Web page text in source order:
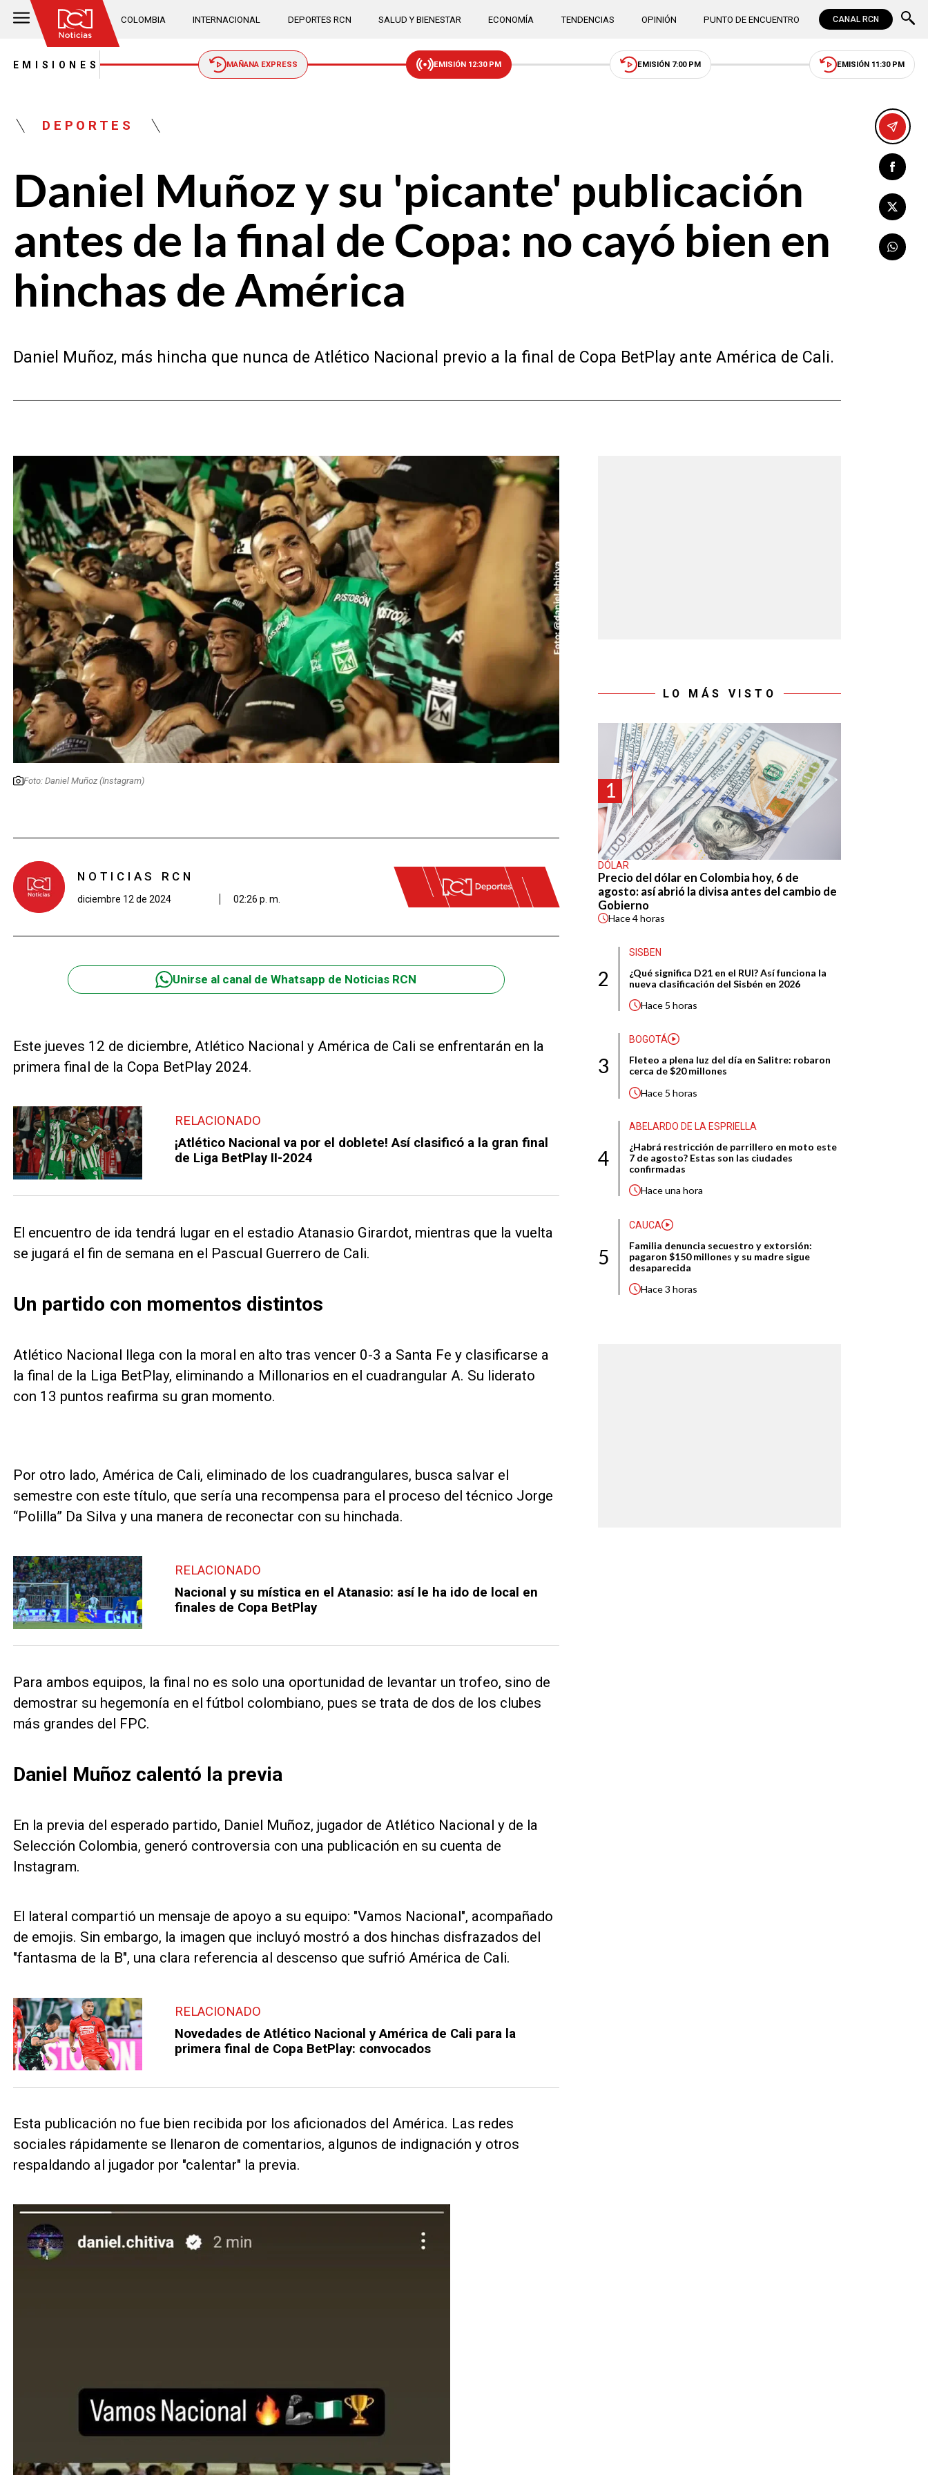
COLOMBIA INTERNACIONAL DEPORTES RCN SALUD Y BIENESTAR ECONOMÍA TENDENCIAS OPINIÓN PUNTO DE ENCUENTRO CANAL RCN
EMISIONES MAÑANA EXPRESS EMISIÓN 12:30 PM EMISIÓN 7:00 PM EMISIÓN 11:30 PM
DEPORTES
Daniel Muñoz y su 'picante' publicación
antes de la final de Copa: no cayó bien en
hinchas de América
Daniel Muñoz, más hincha que nunca de Atlético Nacional previo a la final de Copa BetPlay ante América de Cali.
Foto: Daniel Muñoz (Instagram)
NOTICIAS RCN
diciembre 12 de 2024 02:26 p. m.
Unirse al canal de Whatsapp de Noticias RCN
Este jueves 12 de diciembre, Atlético Nacional y América de Cali se enfrentarán en la
primera final de la Copa BetPlay 2024.
RELACIONADO
¡Atlético Nacional va por el doblete! Así clasificó a la gran final
de Liga BetPlay II-2024
El encuentro de ida tendrá lugar en el estadio Atanasio Girardot, mientras que la vuelta
se jugará el fin de semana en el Pascual Guerrero de Cali.
Un partido con momentos distintos
Atlético Nacional llega con la moral en alto tras vencer 0-3 a Santa Fe y clasificarse a
la final de la Liga BetPlay, eliminando a Millonarios en el cuadrangular A. Su liderato
con 13 puntos reafirma su gran momento.
Por otro lado, América de Cali, eliminado de los cuadrangulares, busca salvar el
semestre con este título, que sería una recompensa para el proceso del técnico Jorge
“Polilla” Da Silva y una manera de reconectar con su hinchada.
RELACIONADO
Nacional y su mística en el Atanasio: así le ha ido de local en
finales de Copa BetPlay
Para ambos equipos, la final no es solo una oportunidad de levantar un trofeo, sino de
demostrar su hegemonía en el fútbol colombiano, pues se trata de dos de los clubes
más grandes del FPC.
Daniel Muñoz calentó la previa
En la previa del esperado partido, Daniel Muñoz, jugador de Atlético Nacional y de la
Selección Colombia, generó controversia con una publicación en su cuenta de
Instagram.
El lateral compartió un mensaje de apoyo a su equipo: "Vamos Nacional", acompañado
de emojis. Sin embargo, la imagen que incluyó mostró a dos hinchas disfrazados del
"fantasma de la B", una clara referencia al descenso que sufrió América de Cali.
RELACIONADO
Novedades de Atlético Nacional y América de Cali para la
primera final de Copa BetPlay: convocados
Esta publicación no fue bien recibida por los aficionados del América. Las redes
sociales rápidamente se llenaron de comentarios, algunos de indignación y otros
respaldando al jugador por "calentar" la previa.
LO MÁS VISTO
1
DÓLAR
Precio del dólar en Colombia hoy, 6 de
agosto: así abrió la divisa antes del cambio de
Gobierno
Hace4 horas
2
SISBEN
¿Qué significa D21 en el RUI? Así funciona la
nueva clasificación del Sisbén en 2026
Hace 5 horas
3
BOGOTÁ
Fleteo a plena luz del día en Salitre: robaron
cerca de $20 millones
Hace 5 horas
4
ABELARDO DE LA ESPRIELLA
¿Habrá restricción de parrillero en moto este
7 de agosto? Estas son las ciudades
confirmadas
Haceuna hora
5
CAUCA
Familia denuncia secuestro y extorsión:
pagaron $150 millones y su madre sigue
desaparecida
Hace3 horas